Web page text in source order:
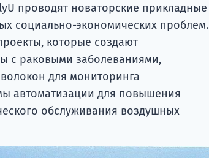
проводят новаторские прикладные
социально-экономических проблем.
которые создают
с раковыми заболеваниями,
для мониторинга
автоматизации для повышения
обслуживания воздушных